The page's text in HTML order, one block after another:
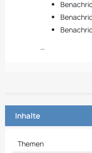
…
Inhalte
Themen